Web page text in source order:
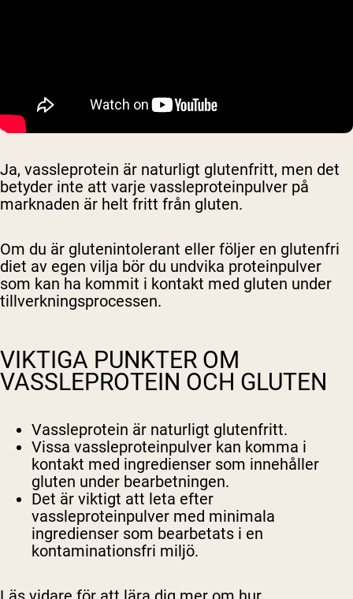
Ja, vassleprotein är naturligt glutenfritt, men det
betyder inte att varje vassleproteinpulver på
marknaden är helt fritt från gluten.
Om du är glutenintolerant eller följer en glutenfri
diet av egen vilja bör du undvika proteinpulver
som kan ha kommit i kontakt med gluten under
tillverkningsprocessen.
VIKTIGA PUNKTER OM
VASSLEPROTEIN OCH GLUTEN
Vassleprotein är naturligt glutenfritt.
Vissa vassleproteinpulver kan komma i
kontakt med ingredienser som innehåller
gluten under bearbetningen.
Det är viktigt att leta efter
vassleproteinpulver med minimala
ingredienser som bearbetats i en
kontaminationsfri miljö.